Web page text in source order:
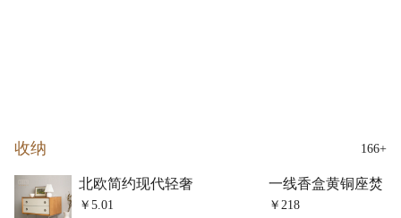
166+
收纳
北欧简约现代轻奢
沙发床头柜
￥5.01
一线香盒黄铜座焚
香插香炉香薰香板
￥218